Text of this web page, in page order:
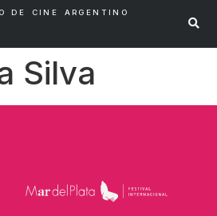
DE CINE ARGENTINO
Silva